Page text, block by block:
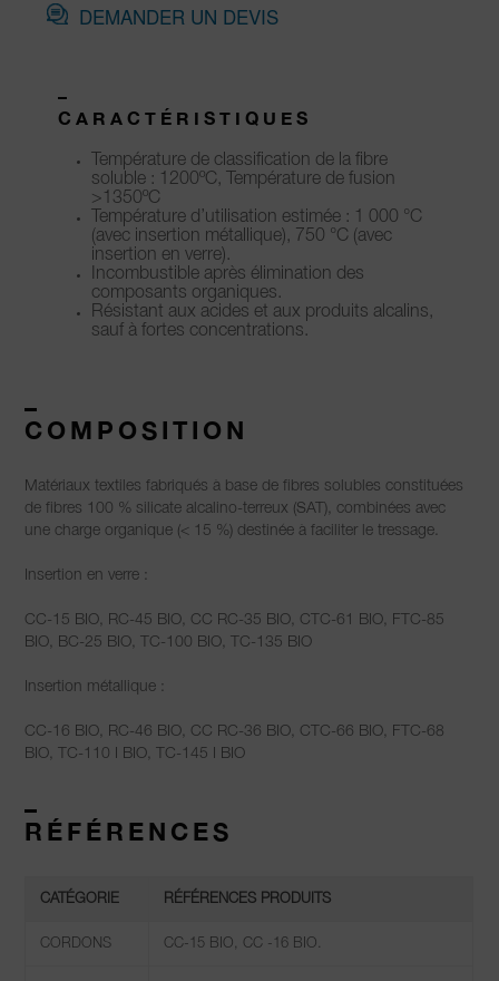
DEMANDER UN DEVIS
–
CARACTÉRISTIQUES
Température de classification de la fibre
soluble : 1200ºC, Température de fusion
>1350ºC
Température d’utilisation estimée : 1 000 °C
(avec insertion métallique), 750 °C (avec
insertion en verre).
ncombustible après élimination des
composants organiques.
Résistant aux acides et aux produits alcalins,
sauf à fortes concentrations.
–
COMPOSITION
Matériaux textiles fabriqués à base de fibres solubles constituées
de fibres 100 % silicate alcalino-terreux (SAT), combinées avec
une charge organique (< 15 %) destinée à faciliter le tressage.
Insertion en verre :
CC-15 BIO, RC-45 BIO, CC RC-35 BIO, CTC-61 BIO, FTC-85
BIO, BC-25 BIO, TC-100 BIO, TC-135 BIO
Insertion métallique :
CC-16 BIO, RC-46 BIO, CC RC-36 BIO, CTC-66 BIO, FTC-68
BIO, TC-110 I BIO, TC-145 I BIO
–
RÉFÉRENCES
CATÉGORIE RÉFÉRENCES PRODUITS
CORDONS CC-15 BIO, CC -16 BIO.